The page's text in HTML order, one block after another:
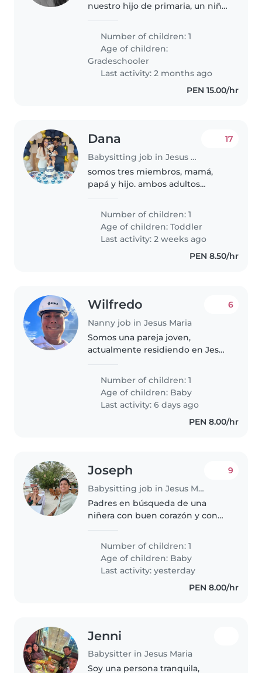
nuestro hijo de primaria, un niño
creativo. Necesitamos a alguien
cómodo con la cocina, labores
del hogar y ayuda con la tarea,
ademas..
Number of children: 1
Age of children:
Gradeschooler
Last activity: 2 months ago
PEN 15.00/hr
Dana
Babysitting job in Jesus Maria
17
somos tres miembros, mamá,
papá y hijo. ambos adultos
los abuelos del bebé, en un
anexo. Tenemos un gato, es
tranquilo, interecatua muy poco
con..
Number of children: 1
Age of children:Toddler
Last activity: 2 weeks ago
PEN 8.50/hr
Wilfredo
Nanny job in Jesus Maria
6
Somos una pareja joven,
actualmente residiendo en Jesús
pequeño de 01 cuarto 01 baño
sala comedor y un patio,
necesitamos el apoyo de una
nana para la..
Number of children: 1
Age of children: Baby
Last activity: 6 days ago
PEN 8.00/hr
Joseph
Babysitting job in Jesus Maria
9
Padres en búsqueda de una
niñera con buen corazón y con
atención y cuidado, necesitamos
a alguien con experiencia con..
Number of children: 1
Age of children: Baby
Last activity: yesterday
PEN 8.00/hr
Jenni
Babysitter in Jesus Maria
Soy una persona tranquila,